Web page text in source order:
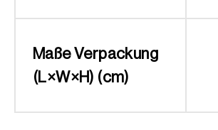
Maße Verpackung
(L×W×H) (cm)